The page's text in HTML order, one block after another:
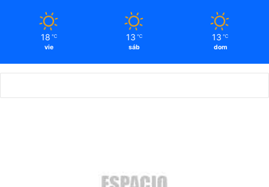
18 ℃
vie
13 ℃
sáb
13 ℃
dom